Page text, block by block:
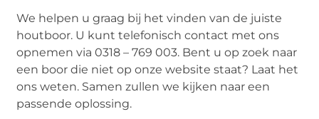
We helpen u graag bij het vinden van de juiste
houtboor. U kunt telefonisch contact met ons
opnemen via 0318 – 769 003. Bent u op zoek naar
een boor die niet op onze website staat? Laat het
ons weten. Samen zullen we kijken naar een
passende oplossing.